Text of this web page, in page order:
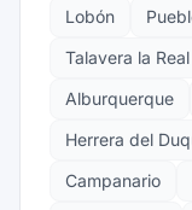
Lobón
Talavera la Real
Alburquerque
Herrera del
Campanario